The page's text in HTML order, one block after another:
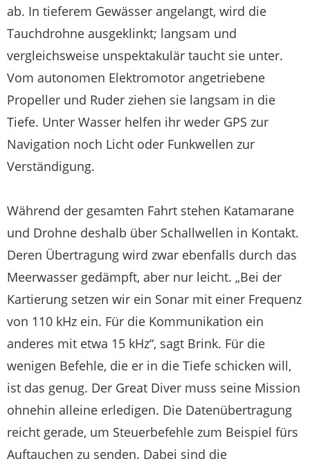
ab. In tieferem Gewässer angelangt, wird die
Tauchdrohne ausgeklinkt; langsam und
vergleichsweise unspektakulär taucht sie unter.
Vom autonomen Elektromotor angetriebene
Propeller und Ruder ziehen sie langsam in die
Tiefe. Unter Wasser helfen ihr weder GPS zur
Navigation noch Licht oder Funkwellen zur
Verständigung.
Während der gesamten Fahrt stehen Katamarane
und Drohne deshalb über Schallwellen in Kontakt.
Deren Übertragung wird zwar ebenfalls durch das
Meerwasser gedämpft, aber nur leicht. „Bei der
Kartierung setzen wir ein Sonar mit einer Frequenz
von 110 kHz ein. Für die Kommunikation ein
anderes mit etwa 15 kHz“, sagt Brink. Für die
wenigen Befehle, die er in die Tiefe schicken will,
ist das genug. Der Great Diver muss seine Mission
ohnehin alleine erledigen. Die Datenübertragung
reicht gerade, um Steuerbefehle zum Beispiel fürs
Auftauchen zu senden. Dabei sind die